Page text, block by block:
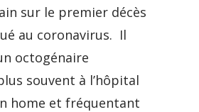
sur le premier décès
au coronavirus. Il
octogénaire
souvent à l’hôpital
home et fréquentant